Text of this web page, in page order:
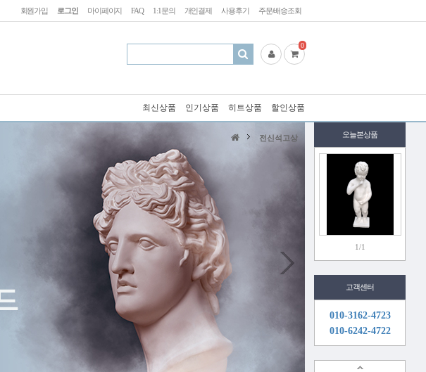
회원가입 로그인 마이페이지 FAQ 1:1문의 개인결제 사용후기 주문/배송조회
0
최신상품 인기상품 히트상품 할인상품
오늘본상품
1/1
고객센터
010-3162-4723
010-6242-4722
전신석고상